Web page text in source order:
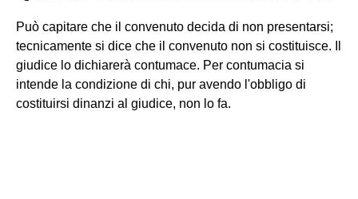
Può capitare che il convenuto decida di non presentarsi;
tecnicamente si dice che il convenuto non si costituisce. Il
giudice lo dichiarerà contumace. Per contumacia si
intende la condizione di chi, pur avendo l'obbligo di
costituirsi dinanzi al giudice, non lo fa.